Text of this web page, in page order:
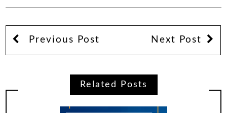
Previous Post Next Post
Related Posts